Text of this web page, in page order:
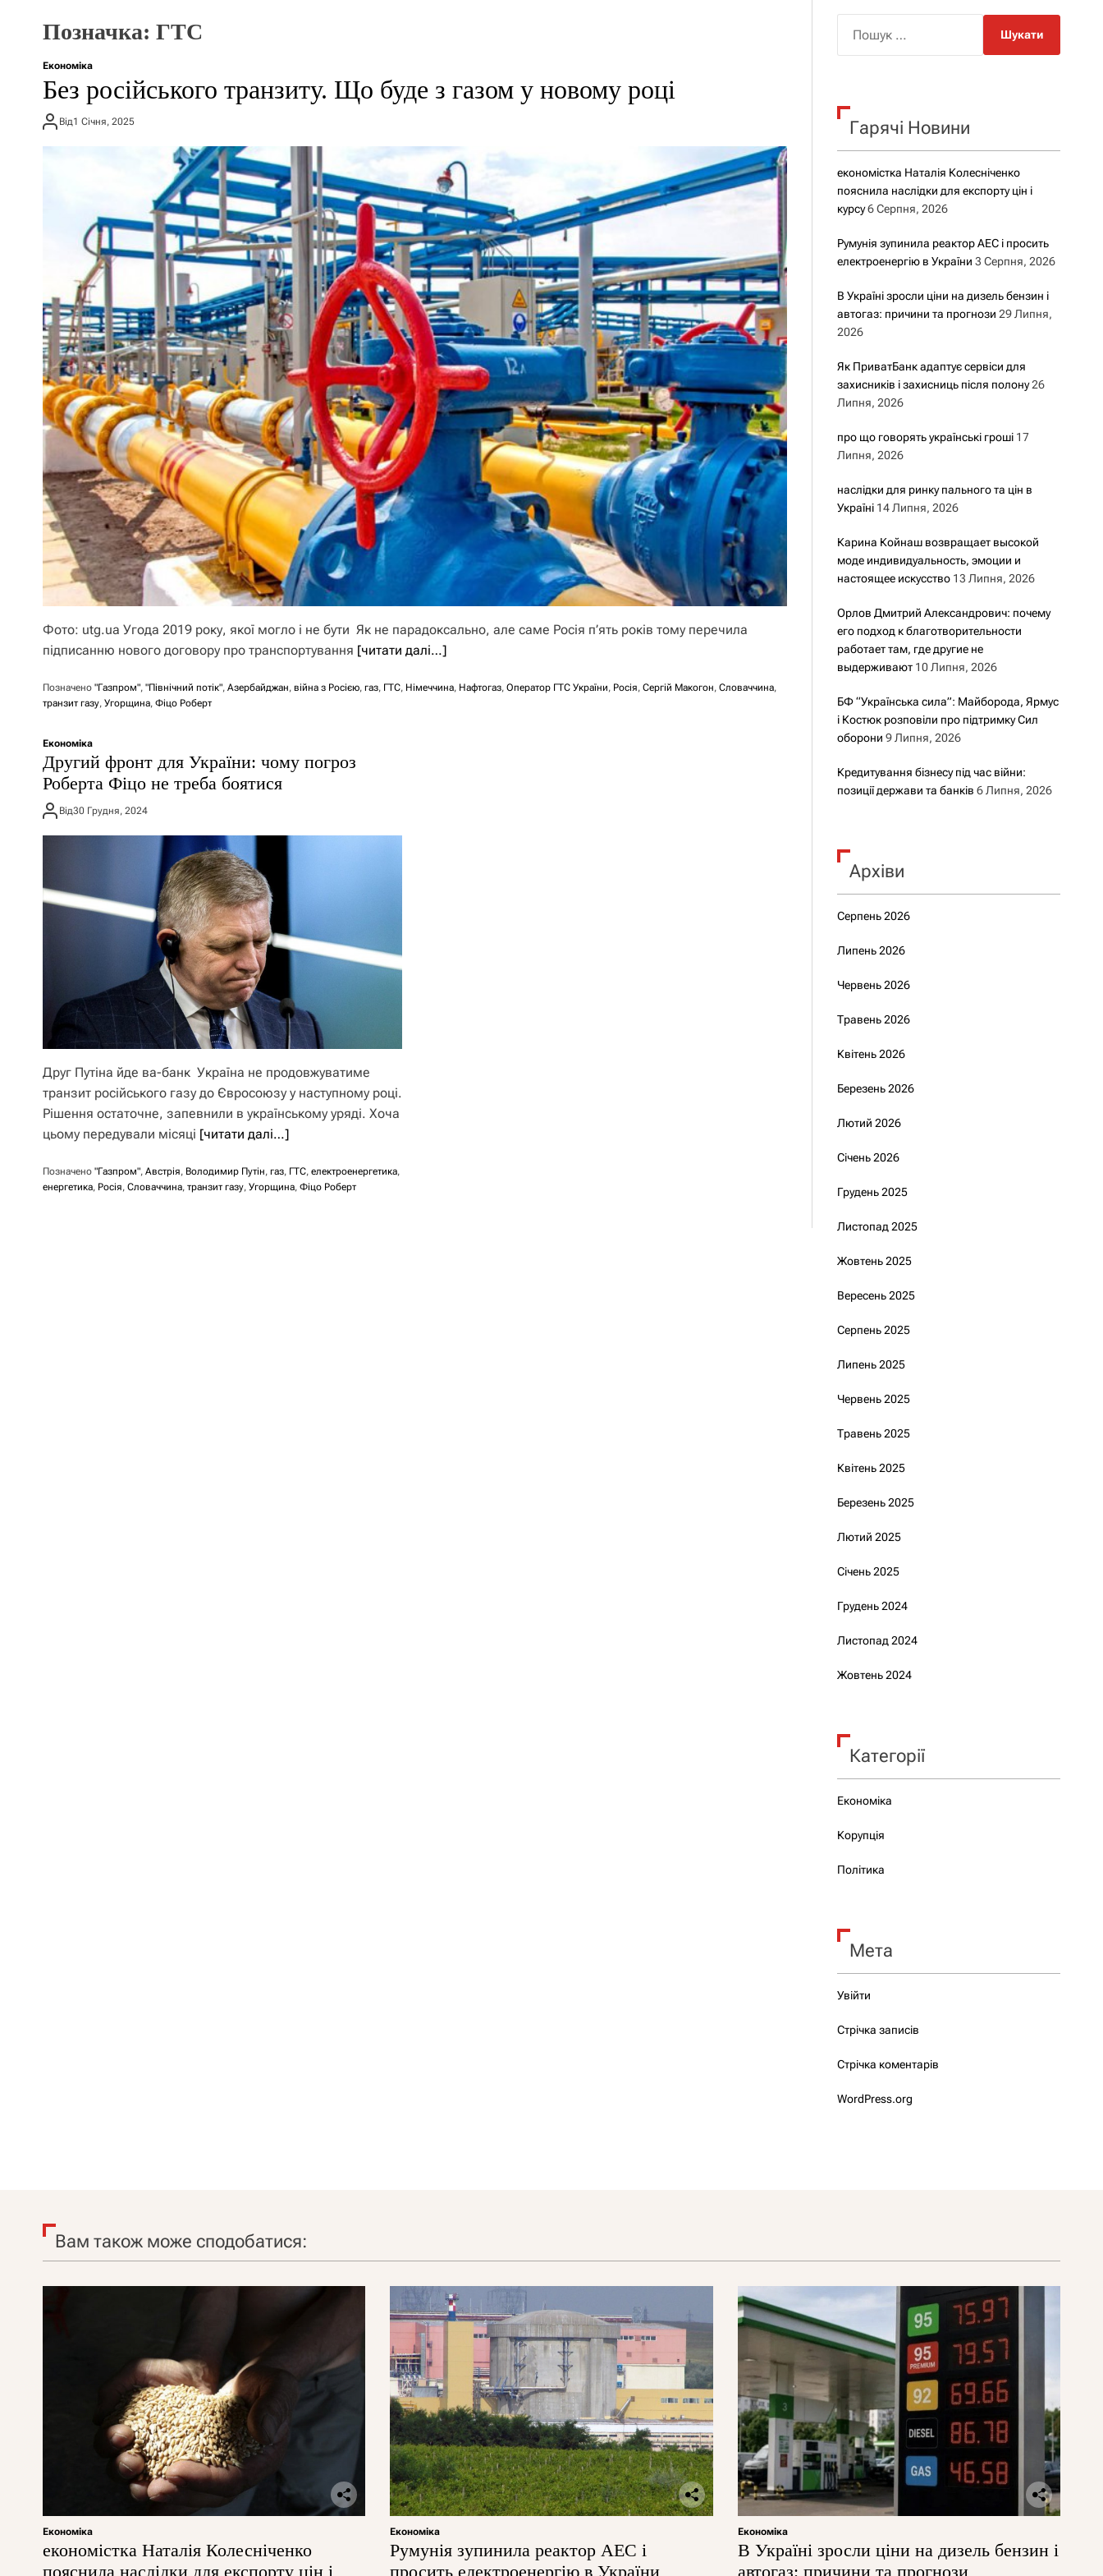
р
о
у
Позначка: ГТС
Економіка
​​Без російського транзиту. Що буде з газом у новому році
Від1 Січня, 2025
Фото: utg.ua Угода 2019 року, якої могло і не бути Як не парадоксально, але саме Росія п’ять років тому перечила
підписанню нового договору про транспортування [читати далі…]
Позначено "Газпром", "Північний потік", Азербайджан, війна з Росією, газ, ГТС, Німеччина, Нафтогаз, Оператор ГТС України, Росія, Сергій Макогон, Словаччина,
транзит газу, Угорщина, Фіцо Роберт
Економіка
Другий фронт для України: чому погроз
Роберта Фіцо не треба боятися
Від30 Грудня, 2024
Друг Путіна йде ва-банк Україна не продовжуватиме
транзит російського газу до Євросоюзу у наступному році.
Рішення остаточне, запевнили в українському уряді. Хоча
цьому передували місяці [читати далі…]
Позначено "Газпром", Австрія, Володимир Путін, газ, ГТС, електроенергетика,
енергетика, Росія, Словаччина, транзит газу, Угорщина, Фіцо Роберт
к
Гарячі Новини
економістка Наталія Колесніченко
пояснила наслідки для експорту цін і
курсу 6 Серпня, 2026
Румунія зупинила реактор АЕС і просить
електроенергію в України 3 Серпня, 2026
В Україні зросли ціни на дизель бензин і
автогаз: причини та прогнози 29 Липня,
2026
Як ПриватБанк адаптує сервіси для
захисників і захисниць після полону 26
Липня, 2026
про що говорять українські гроші 17
Липня, 2026
наслідки для ринку пального та цін в
Україні 14 Липня, 2026
Карина Койнаш возвращает высокой
моде индивидуальность, эмоции и
настоящее искусство 13 Липня, 2026
Орлов Дмитрий Александрович: почему
его подход к благотворительности
работает там, где другие не
выдерживают 10 Липня, 2026
БФ “Українська сила”: Майборода, Ярмус
і Костюк розповіли про підтримку Сил
оборони 9 Липня, 2026
Кредитування бізнесу під час війни:
позиції держави та банків 6 Липня, 2026
Архіви
Серпень 2026
Липень 2026
Червень 2026
Травень 2026
Квітень 2026
Березень 2026
Лютий 2026
Січень 2026
Грудень 2025
Листопад 2025
Жовтень 2025
Вересень 2025
Серпень 2025
Липень 2025
Червень 2025
Травень 2025
Квітень 2025
Березень 2025
Лютий 2025
Січень 2025
Грудень 2024
Листопад 2024
Жовтень 2024
Категорії
Економіка
Корупція
Політика
Мета
Увійти
Стрічка записів
Стрічка коментарів
WordPress.org
Вам також може сподобатися:
Економіка
економістка Наталія Колесніченко
пояснила наслідки для експорту цін і
Економіка
Румунія зупинила реактор АЕС і
просить електроенергію в України
Економіка
В Україні зросли ціни на дизель бензин і
автогаз: причини та прогнози